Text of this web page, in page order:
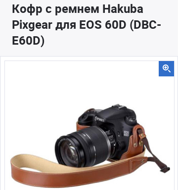
Кофр с ремнем Hakuba
Pixgear для EOS 60D (DBC-
E60D)